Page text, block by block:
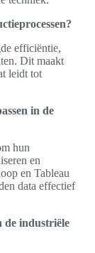
efficiëntie,
Dit maakt
leidt tot
in de
hun
en
en Tableau
data effectief
de industriële